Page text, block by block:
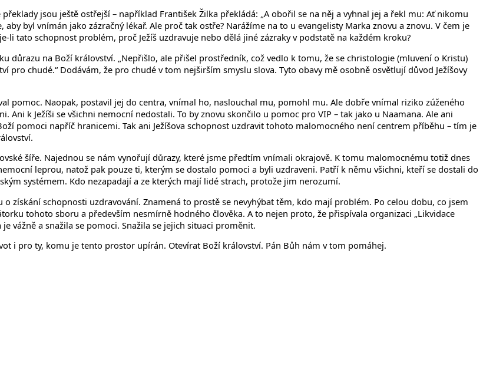
jsou ještě ostřejší – například František Žilka překládá: „A obořil se na něj a vyhnal jej a řekl mu: Ať nikomu
byl vnímán jako zázračný lékař. Ale proč tak ostře? Narážíme na to u evangelisty Marka znovu a znovu. V čem je
li tato schopnost problém, proč Ježíš uzdravuje nebo dělá jiné zázraky v podstatě na každém kroku?
důrazu na Boží království. „Nepřišlo, ale přišel prostředník, což vedlo k tomu, že se christologie (mluvení o Kristu)
pro chudé.“ Dodávám, že pro chudé v tom nejširším smyslu slova. Tyto obavy mě osobně osvětlují důvod Ježíšovy
pomoc. Naopak, postavil jej do centra, vnímal ho, naslouchal mu, pomohl mu. Ale dobře vnímal riziko zúženého
k Ježíši se všichni nemocní nedostali. To by znovu skončilo u pomoc pro VIP – tak jako u Naamana. Ale ani
pomoci napříč hranicemi. Tak ani Ježíšova schopnost uzdravit tohoto malomocného není centrem příběhu – tím je
šíře. Najednou se nám vynořují důrazy, které jsme předtím vnímali okrajově. K tomu malomocnému totiž dnes
leprou, natož pak pouze ti, kterým se dostalo pomoci a byli uzdraveni. Patří k němu všichni, kteří se dostali do
systémem. Kdo nezapadají a ze kterých mají lidé strach, protože jim nerozumí.
získání schopnosti uzdravování. Znamená to prostě se nevyhýbat těm, kdo mají problém. Po celou dobu, co jsem
tohoto sboru a především nesmírně hodného člověka. A to nejen proto, že přispívala organizaci „Likvidace
vážně a snažila se pomoci. Snažila se jejich situaci proměnit.
i pro ty, komu je tento prostor upírán. Otevírat Boží království. Pán Bůh nám v tom pomáhej.